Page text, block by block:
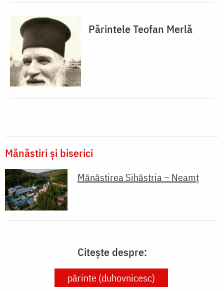
Părintele Teofan Merlă
Mănăstiri și biserici
Mănăstirea Sihăstria – Neamț
Citește despre:
părinte (duhovnicesc)